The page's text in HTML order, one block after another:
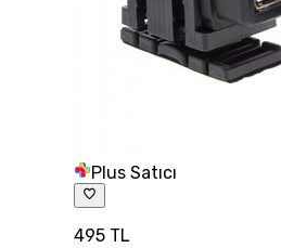
Plus Satıcı
495 TL